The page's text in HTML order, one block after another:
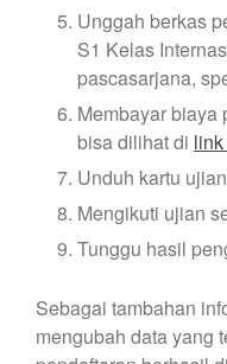
Unggah berkas
S1 Kelas
pascasarjana,
Membayar biaya
bisa dilihat di
Unduh kartu
Mengikuti ujian
Tunggu hasil
Sebagai tambahan
mengubah data yang